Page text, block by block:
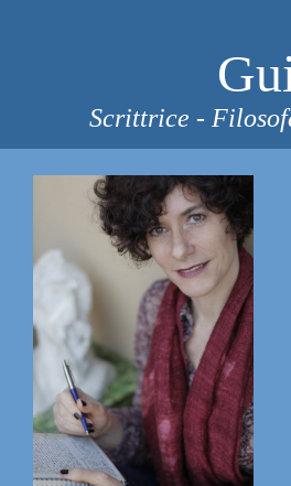
Scrittrice -